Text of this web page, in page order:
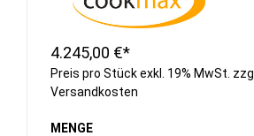
4.245,00 €*
Preis pro Stück exkl. 19% MwSt. zzgl.
Versandkosten
MENGE